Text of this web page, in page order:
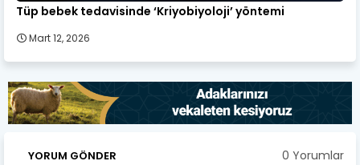
Tüp bebek tedavisinde ‘Kriyobiyoloji’ yöntemi
Mart 12, 2026
YORUM GÖNDER 0 Yorumlar